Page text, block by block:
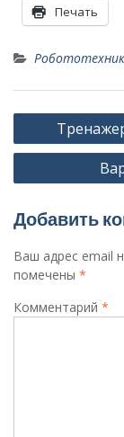
Печать
Навигация
по
Добавить
Ваш адрес email
помечены *
Комментарий *